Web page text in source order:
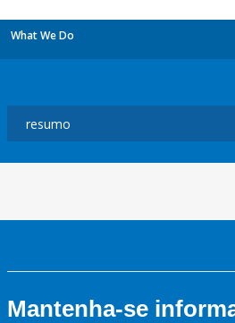
What We Do
Mantenha-se